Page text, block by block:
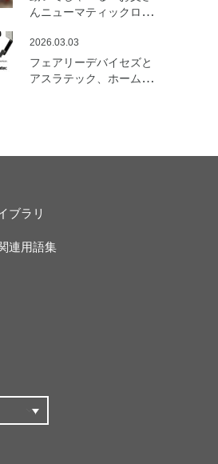
んニューマティックロボ
ト）」を開発
フェアリーデバイセズと
アスラテック、ホームセ
を始動
2026.03.03
ブラリ
連用語集